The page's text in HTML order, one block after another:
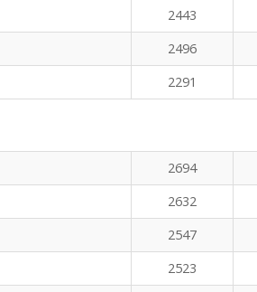
2443
2496
2291
2694
2632
2547
2523